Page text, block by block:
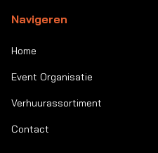
Navigeren
Home
Event Organisatie
Verhuurassortiment
Contact